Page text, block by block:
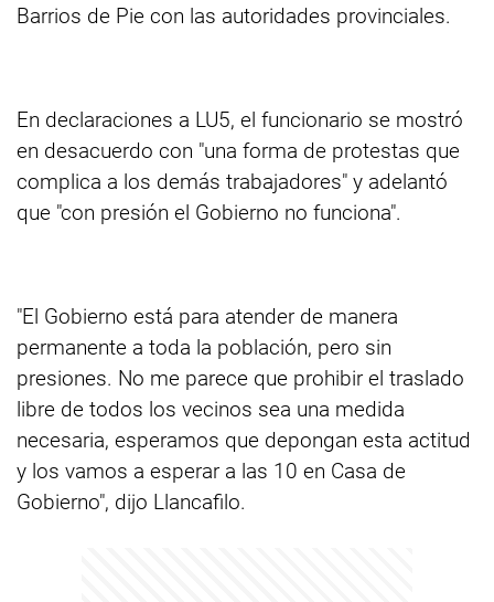
Barrios de Pie con las autoridades provinciales.
En declaraciones a LU5, el funcionario se mostró
en desacuerdo con "una forma de protestas que
complica a los demás trabajadores" y adelantó
que "con presión el Gobierno no funciona".
"El Gobierno está para atender de manera
permanente a toda la población, pero sin
presiones. No me parece que prohibir el traslado
libre de todos los vecinos sea una medida
necesaria, esperamos que depongan esta actitud
y los vamos a esperar a las 10 en Casa de
Gobierno", dijo Llancafilo.